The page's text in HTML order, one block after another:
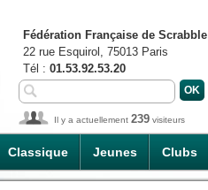
Classique Jeunes Clubs
Fédération Française de Scrabble
22 rue Esquirol, 75013 Paris
Tél : 01.53.92.53.20
Il y a actuellement 239 visiteurs